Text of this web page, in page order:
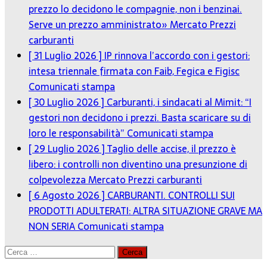
prezzo lo decidono le compagnie, non i benzinai.
Serve un prezzo amministrato»Mercato Prezzi
carburanti
[ 31 Luglio 2026 ]IP rinnova l’accordo con i gestori:
intesa triennale firmata con Faib, Fegica e Figisc
Comunicati stampa
[ 30 Luglio 2026 ]Carburanti, i sindacati al Mimit: “I
gestori non decidono i prezzi. Basta scaricare su di
loro le responsabilità”Comunicati stampa
[ 29 Luglio 2026 ]Taglio delle accise, il prezzo è
libero: i controlli non diventino una presunzione di
colpevolezzaMercato Prezzi carburanti
[ 6 Agosto 2026 ]CARBURANTI. CONTROLLI SUI
PRODOTTI ADULTERATI: ALTRA SITUAZIONE GRAVE MA
NON SERIAComunicati stampa
Ricerca